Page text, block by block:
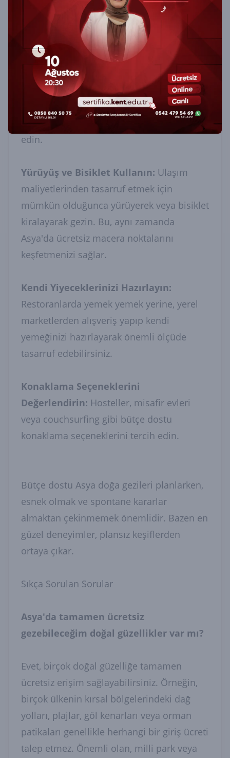
Yerel Halkla İletişim Kurun:
Yerel halk,
genellikle turistik olmayan ve ücretsiz
gezilebilecek gizli noktalara dair en iyi
bilgiye sahiptir.
Sezon Dışı Seyahat Edin:Popüler yerler
sezon dışında daha az kalabalık ve bazen
daha ekonomiktir. Hava koşullarına dikkat
edin.
Yürüyüş ve Bisiklet Kullanın: Ulaşım
maliyetlerinden tasarruf etmek için
mümkün olduğunca yürüyerek veya bisiklet
kiralayarak gezin. Bu, aynı zamanda
Asya'da ücretsiz macera noktalarını
keşfetmenizi sağlar.
Kendi Yiyeceklerinizi Hazırlayın:
Restoranlarda yemek yemek yerine, yerel
marketlerden alışveriş yapıp kendi
yemeğinizi hazırlayarak önemli ölçüde
tasarruf edebilirsiniz.
Konaklama Seçeneklerini
Değerlendirin: Hosteller, misafir evleri
veya couchsurfing gibi bütçe dostu
konaklama seçeneklerini tercih edin.
Bütçe dostu Asya doğa gezileri planlarken,
esnek olmak ve spontane kararlar
almaktan çekinmemek önemlidir. Bazen en
güzel deneyimler, plansız keşiflerden
ortaya çıkar.
Sıkça Sorulan Sorular
Asya'da tamamen ücretsiz
gezebileceğim doğal güzellikler var mı?
Evet, birçok doğal güzelliğe tamamen
ücretsiz erişim sağlayabilirsiniz. Örneğin,
birçok ülkenin kırsal bölgelerindeki dağ
yolları, plajlar, göl kenarları veya orman
patikaları genellikle herhangi bir giriş ücreti
talep etmez. Önemli olan, milli park veya